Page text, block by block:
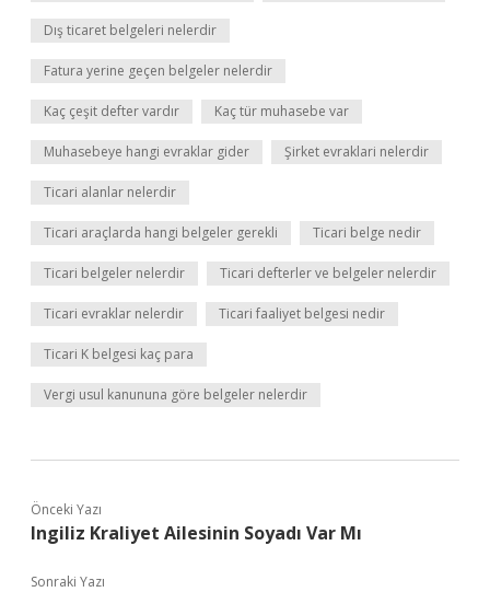
Dış ticaret belgeleri nelerdir
Fatura yerine geçen belgeler nelerdir
Kaç çeşit defter vardır Kaç tür muhasebe var
Muhasebeye hangi evraklar gider Şirket evraklari nelerdir
Ticari alanlar nelerdir
Ticari araçlarda hangi belgeler gerekli Ticari belge nedir
Ticari belgeler nelerdir Ticari defterler ve belgeler nelerdir
Ticari evraklar nelerdir Ticari faaliyet belgesi nedir
Ticari K belgesi kaç para
Vergi usul kanununa göre belgeler nelerdir
Önceki Yazı
Ingiliz Kraliyet Ailesinin Soyadı Var Mı
Sonraki Yazı